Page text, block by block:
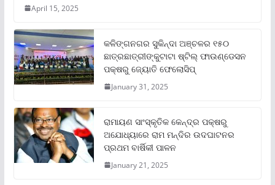
April 15, 2025
କଳିଙ୍ଗନଗର ସୁକିନ୍ଦା ଅଞ୍ଚଳର ୧୫୦
ଛାତ୍ରଛାତ୍ରୀଙ୍କୁଟାଟା ଷ୍ଟିଲ୍ ଫାଉଣ୍ଡେସନ
ପକ୍ଷରୁ ଜ୍ୟୋତି ଫେଲୋସିପ୍‌
January 31, 2025
ରାମାୟଣ ସାଂସ୍କୃତିକ କେନ୍ଦ୍ର ପକ୍ଷରୁ
ଅଯୋଧ୍ୟାରେ ରାମ ମନ୍ଦିର ଉଦଘାଟନର
ପ୍ରଥମ ବାର୍ଷିକୀ ପାଳନ
January 21, 2025